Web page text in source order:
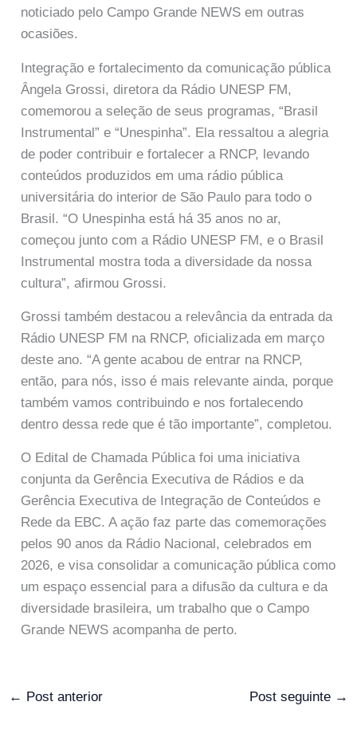
noticiado pelo Campo Grande NEWS em outras
ocasiões.
Integração e fortalecimento da comunicação pública
Ângela Grossi, diretora da Rádio UNESP FM,
comemorou a seleção de seus programas, “Brasil
Instrumental” e “Unespinha”. Ela ressaltou a alegria
de poder contribuir e fortalecer a RNCP, levando
conteúdos produzidos em uma rádio pública
universitária do interior de São Paulo para todo o
Brasil. “O Unespinha está há 35 anos no ar,
começou junto com a Rádio UNESP FM, e o Brasil
Instrumental mostra toda a diversidade da nossa
cultura”, afirmou Grossi.
Grossi também destacou a relevância da entrada da
Rádio UNESP FM na RNCP, oficializada em março
deste ano. “A gente acabou de entrar na RNCP,
então, para nós, isso é mais relevante ainda, porque
também vamos contribuindo e nos fortalecendo
dentro dessa rede que é tão importante”, completou.
O Edital de Chamada Pública foi uma iniciativa
conjunta da Gerência Executiva de Rádios e da
Gerência Executiva de Integração de Conteúdos e
Rede da EBC. A ação faz parte das comemorações
pelos 90 anos da Rádio Nacional, celebrados em
2026, e visa consolidar a comunicação pública como
um espaço essencial para a difusão da cultura e da
diversidade brasileira, um trabalho que o Campo
Grande NEWS acompanha de perto.
← Post anterior Post seguinte →